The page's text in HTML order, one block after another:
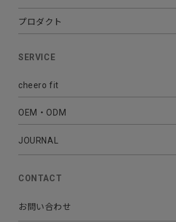
プロダクト
AUDIO
CABLE CHARGER
Sleepion
MOBILE
SERVICE
cheero fit
- Sleepion3
- 軟骨伝導式集音器
OEM・ODM
- OEM・ODM 開発
JOURNAL
CONTACT
お問い合わせ